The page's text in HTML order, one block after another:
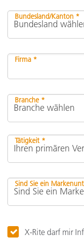
Bundesland/Kanton *
Firma *
Branche *
Tätigkeit *
Sind Sie ein
X-Rite darf mir